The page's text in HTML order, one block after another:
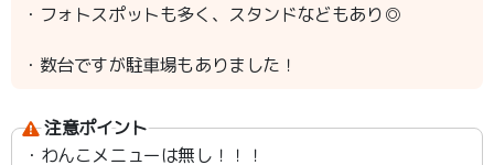
・フォトスポットも多く、スタンドなどもあり◎
・数台ですが駐車場もありました！
注意ポイント
・わんこメニューは無し！！！